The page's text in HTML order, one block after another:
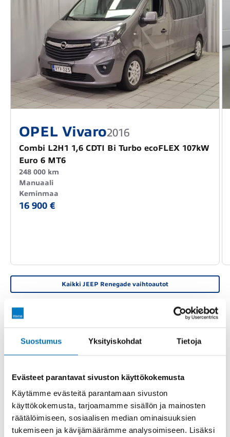
Suostumus Yksityiskohdat Tietoja
Evästeet parantavat sivuston käyttökokemusta
Käytämme evästeitä parantamaan sivuston
käyttökokemusta, tarjoamamme sisällön ja mainosten
räätälöimiseen, sosiaalisen median ominaisuuksien
tukemiseen ja kävijämäärämme analysoimiseen. Lisäksi
OPEL Vivaro2016
Combi L2H1 1,6 CDTI Bi Turbo ecoFLEX 107kW
Euro 6 MT6
248 000 km
Manuaali
Keminmaa
16 900 €
Kaikki JEEP Renegade vaihtoautot
PERUSTIEDOT
Katsastettu 4.11.2024
Hinta MYYTY